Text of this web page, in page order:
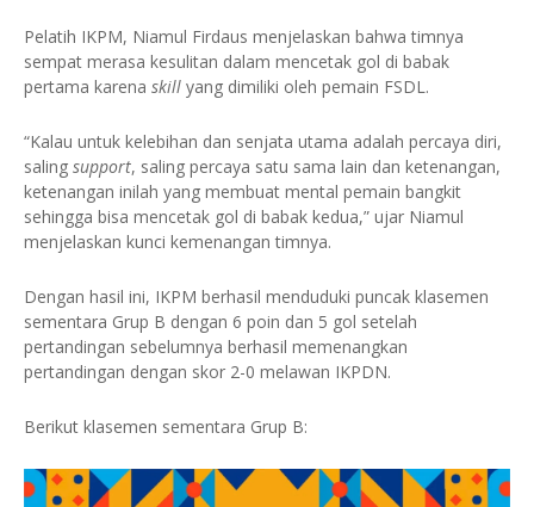
Pelatih IKPM, Niamul Firdaus menjelaskan bahwa timnya
sempat merasa kesulitan dalam mencetak gol di babak
pertama karena skill yang dimiliki oleh pemain FSDL.
“Kalau untuk kelebihan dan senjata utama adalah percaya diri,
saling support, saling percaya satu sama lain dan ketenangan,
ketenangan inilah yang membuat mental pemain bangkit
sehingga bisa mencetak gol di babak kedua,” ujar Niamul
menjelaskan kunci kemenangan timnya.
Dengan hasil ini, IKPM berhasil menduduki puncak klasemen
sementara Grup B dengan 6 poin dan 5 gol setelah
pertandingan sebelumnya berhasil memenangkan
pertandingan dengan skor 2-0 melawan IKPDN.
Berikut klasemen sementara Grup B: